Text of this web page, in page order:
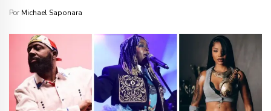
Por Michael Saponara